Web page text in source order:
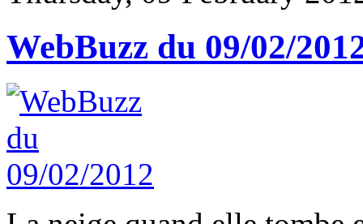
WebBuzz du 09/02/